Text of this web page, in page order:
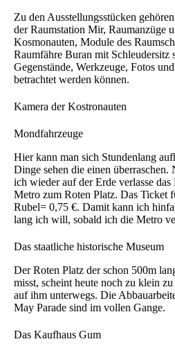
Zu den Ausstellungsstücken
der Raumstation Mir, Raumanzüge
Kosmonauten, Module des
Raumfähre Buran mit Schleudersitz
Gegenstände, Werkzeuge, Fotos
betrachtet werden können.
Kamera der Kostronauten
Mondfahrzeuge
Hier kann man sich Stundenlang
Dinge sehen die einen überraschen.
ich wieder auf der Erde verlasse
Metro zum Roten Platz. Das Ticket
Rubel= 0,75 €. Damit kann ich
lang ich will, sobald ich die Metro
Das staatliche historische Museum
Der Roten Platz der schon 500m
misst, scheint heute noch zu klein
auf ihm unterwegs. Die
May Parade sind im vollen Gange.
Das Kaufhaus Gum